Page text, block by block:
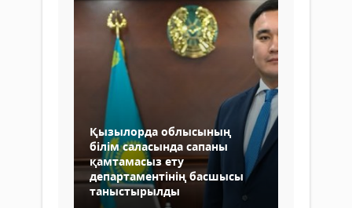
Қызылорда облысының
білім саласында сапаны
қамтамасыз ету
департаментінің басшысы
таныстырылды